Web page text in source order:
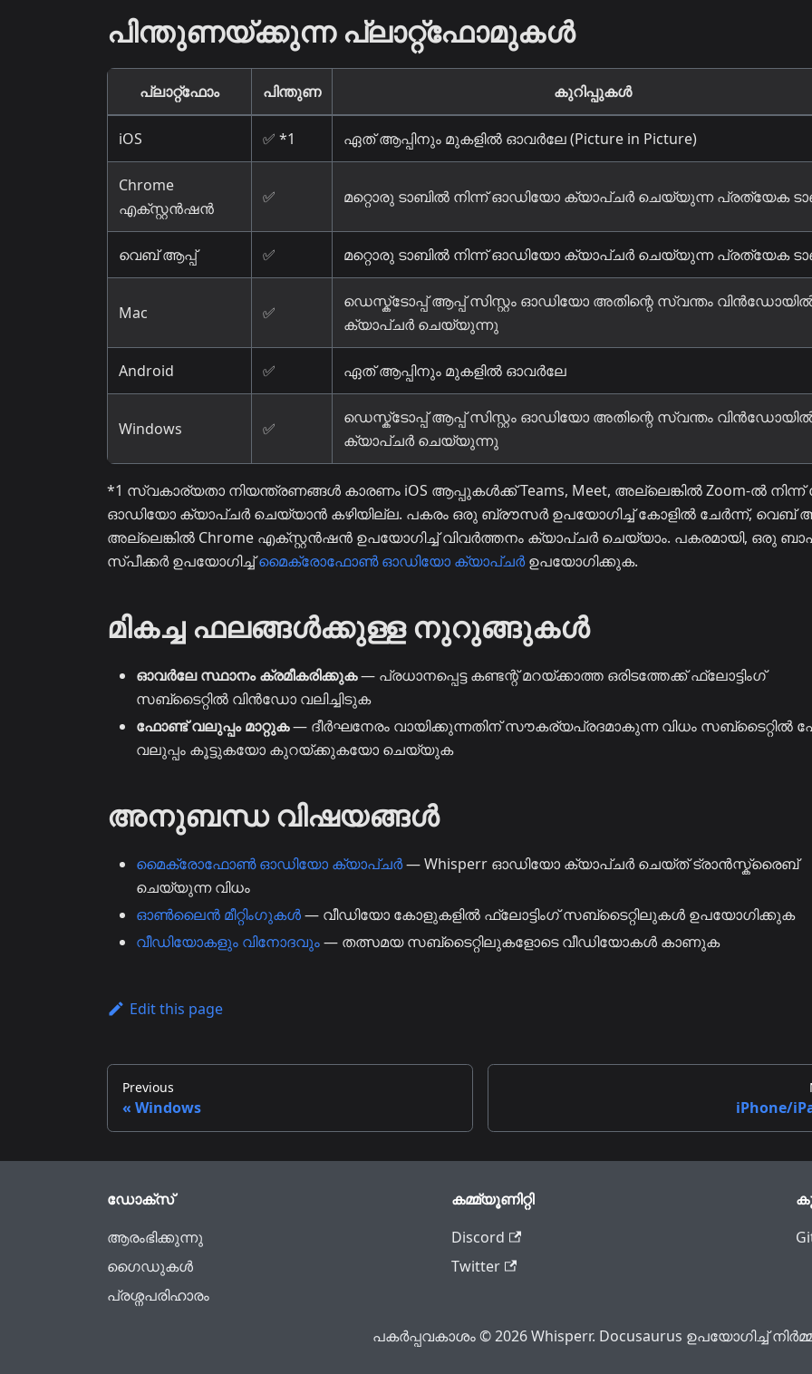
പിന്തുണയ്ക്കുന്ന പ്ലാറ്റ്ഫോമുകൾ
പ്ലാറ്റ്ഫോം പിന്തുണ കുറിപ്പുകൾ
iOS ✅ *1 ഏത് ആപ്പിനും മുകളിൽ ഓവർലേ (Picture in Picture)
Chrome
എക്സ്റ്റൻഷൻ
✅ മറ്റൊരു ടാബിൽ നിന്ന് ഓഡിയോ ക്യാപ്ചർ ചെയ്യുന്ന പ്രത്യേക
വെബ് ആപ്പ് ✅ മറ്റൊരു ടാബിൽ നിന്ന് ഓഡിയോ ക്യാപ്ചർ ചെയ്യുന്ന പ്രത്യേക
Mac ✅
ഡെസ്ക്ടോപ്പ് ആപ്പ് സിസ്റ്റം ഓഡിയോ അതിന്റെ സ്വന്തം
ക്യാപ്ചർ ചെയ്യുന്നു
Android ✅ ഏത് ആപ്പിനും മുകളിൽ ഓവർലേ
Windows ✅
ഡെസ്ക്ടോപ്പ് ആപ്പ് സിസ്റ്റം ഓഡിയോ അതിന്റെ സ്വന്തം
ക്യാപ്ചർ ചെയ്യുന്നു
*1 സ്വകാര്യതാ നിയന്ത്രണങ്ങൾ കാരണം iOS ആപ്പുകൾക്ക് Teams, Meet, അല്ലെങ്കിൽ Zoom-ൽ നിന്ന്
ഓഡിയോ ക്യാപ്ചർ ചെയ്യാൻ കഴിയില്ല. പകരം ഒരു ബ്രൗസർ ഉപയോഗിച്ച് കോളിൽ ചേർന്ന്, വെബ്
അല്ലെങ്കിൽ Chrome എക്സ്റ്റൻഷൻ ഉപയോഗിച്ച് വിവർത്തനം ക്യാപ്ചർ ചെയ്യാം. പകരമായി, ഒരു
സ്പീക്കർ ഉപയോഗിച്ച്മൈക്രോഫോൺ ഓഡിയോ ക്യാപ്ചർഉപയോഗിക്കുക.
മികച്ച ഫലങ്ങൾക്കുള്ള നുറുങ്ങുകൾ
ഓവർലേ സ്ഥാനം ക്രമീകരിക്കുക— പ്രധാനപ്പെട്ട കണ്ടന്റ് മറയ്ക്കാത്ത ഒരിടത്തേക്ക് ഫ്ലോട്ടിംഗ്
സബ്‌ടൈറ്റിൽ വിൻഡോ വലിച്ചിടുക
ഫോണ്ട് വലുപ്പം മാറ്റുക— ദീർഘനേരം വായിക്കുന്നതിന് സൗകര്യപ്രദമാകുന്ന വിധം സബ്‌ടൈറ്റിൽ
വലുപ്പം കൂട്ടുകയോ കുറയ്ക്കുകയോ ചെയ്യുക
അനുബന്ധ വിഷയങ്ങൾ
മൈക്രോഫോൺ ഓഡിയോ ക്യാപ്ചർ— Whisperr ഓഡിയോ ക്യാപ്ചർ ചെയ്ത് ട്രാൻസ്ക്രൈബ്
ചെയ്യുന്ന വിധം
ഓൺലൈൻ മീറ്റിംഗുകൾ— വീഡിയോ കോളുകളിൽ ഫ്ലോട്ടിംഗ് സബ്‌ടൈറ്റിലുകൾ ഉപയോഗിക്കുക
വീഡിയോകളും വിനോദവും— തത്സമയ സബ്‌ടൈറ്റിലുകളോടെ വീഡിയോകൾ കാണുക
Edit this page
Previous
Windows iPhone/
ഡോക്സ്
ആരംഭിക്കുന്നു
ഗൈഡുകൾ
പ്രശ്നപരിഹാരം
കമ്മ്യൂണിറ്റി
Discord
Twitter
പകർപ്പവകാശം © 2026 Whisperr. Docusaurus ഉപയോഗിച്ച്